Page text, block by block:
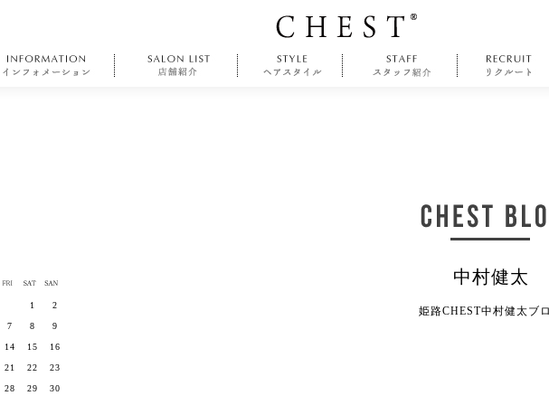
中村健太
姫路CHEST中村健太ブ
1 2
7 8 9
14 15 16
21 22 23
28 29 30